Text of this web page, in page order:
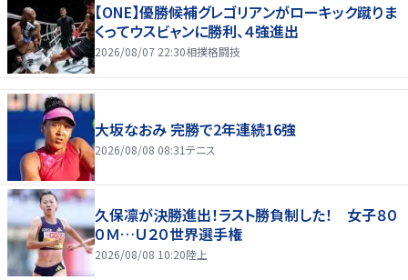
【ONE】優勝候補グレゴリアンがローキック蹴りま
くってウスビャンに勝利、４強進出
2026/08/07 22:30相撲格闘技
大坂なおみ 完勝で2年連続16強
2026/08/08 08:31テニス
久保凛が決勝進出！ラスト勝負制した！ 女子８０
０Ｍ…Ｕ２０世界選手権
2026/08/08 10:20陸上